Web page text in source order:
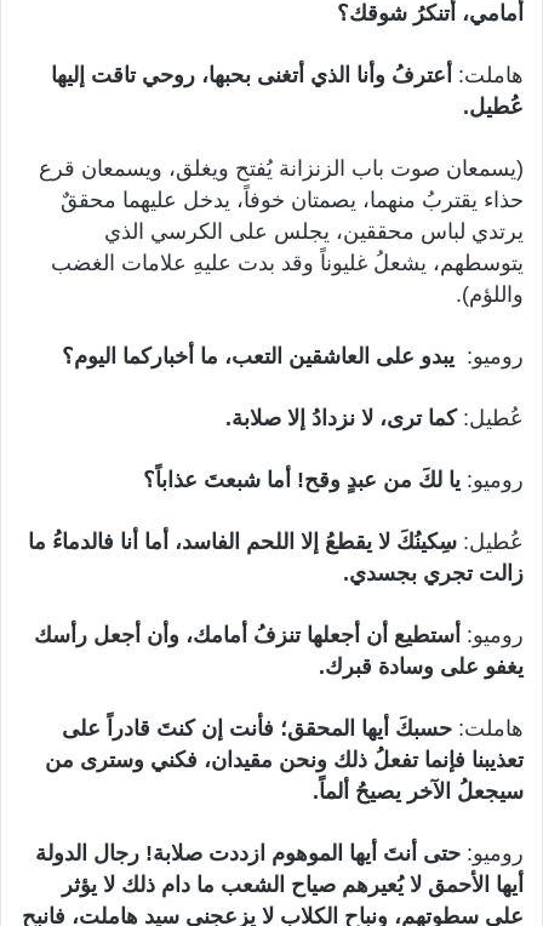
أمامي، أتنكرُ شوقك؟
هاملت: أعترفُ وأنا الذي أتغنى بحبها، روحي تاقت إليها
عُطيل.
(يسمعان صوت باب الزنزانة يُفتح ويغلق، ويسمعان قرع
حذاء يقتربُ منهما، يصمتان خوفاً، يدخل عليهما محققٌ
يرتدي لباس محققين، يجلس على الكرسي الذي
يتوسطهم، يشعلُ غليوناً وقد بدت عليهِ علامات الغضب
واللؤم).
روميو: يبدو على العاشقين التعب، ما أخباركما اليوم؟
عُطيل: كما ترى، لا نزدادُ إلا صلابة.
روميو: يا لكَ من عبدٍ وقح! أما شبعتَ عذاباً؟
عُطيل: سِكينُكَ لا يقطعُ إلا اللحم الفاسد، أما أنا فالدماءُ ما
زالت تجري بجسدي.
روميو: أستطيع أن أجعلها تنزفُ أمامك، وأن أجعل رأسك
يغفو على وسادة قبرك.
هاملت: حسبكَ أيها المحقق؛ فأنت إن كنتَ قادراً على
تعذيبنا فإنما تفعلُ ذلك ونحن مقيدان، فكني وسترى من
سيجعلُ الآخر يصيحُ ألماً.
روميو: حتى أنتَ أيها الموهوم ازددت صلابة! رجال الدولة
أيها الأحمق لا يُعيرهم صياح الشعب ما دام ذلك لا يؤثر
على سطوتهم، ونباح الكلاب لا يزعجني سيد هاملت، فانبح